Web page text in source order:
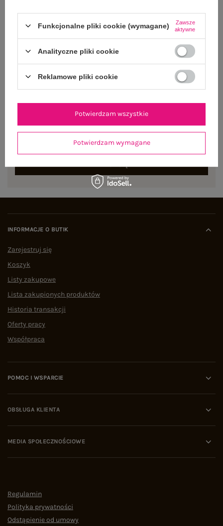
Dostępny
NEWSLETTER
Zapisz się do naszego newslettera i otrzymaj 15% zniżki na
pierwsze zamówienie
INFORMACJE O BUTIK
Zarejestruj się
Koszyk
Listy zakupowe
Lista zakupionych produktów
Historia transakcji
Oferty pracy
Współpraca
POMOC I WSPARCIE
OBSŁUGA KLIENTA
MEDIA SPOŁECZNOŚCIOWE
Regulamin
Polityka prywatności
Odstąpienie od umowy
Funkcjonalne pliki cookie (wymagane)
Zawsze
aktywne
Analityczne pliki cookie
Reklamowe pliki cookie
Potwierdzam wymagane
Potwierdzam wszystkie